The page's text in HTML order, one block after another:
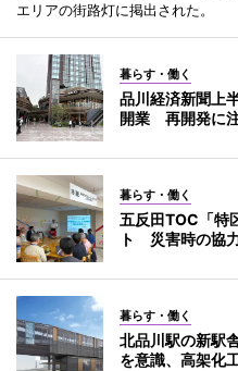
エリアの街路灯に掲出された。
暮らす・働く
品川経済新聞上
開業 再開発に
暮らす・働く
五反田TOC「特
ト 災害時の協
暮らす・働く
北品川駅の新駅
を意識、高架化